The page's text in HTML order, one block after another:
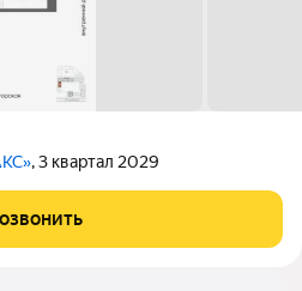
, 3 квартал 2029